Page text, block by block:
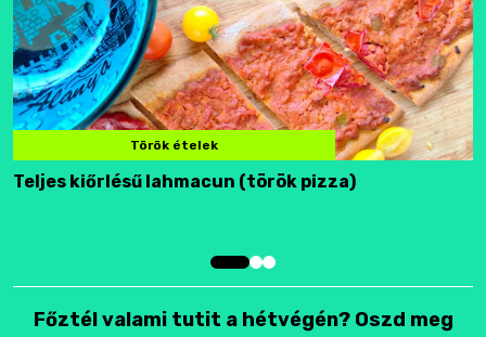
Török ételek
Teljes kiőrlésű lahmacun (török pizza)
Főztél valami tutit a hétvégén? Oszd meg